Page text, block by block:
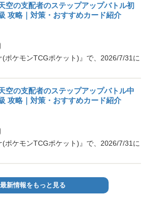
空の支配者のステップアップバトル初
攻略｜対策・おすすめカード紹介
ポケモンTCGポケット)』で、2026/7/31に
空の支配者のステップアップバトル中
攻略｜対策・おすすめカード紹介
ポケモンTCGポケット)』で、2026/7/31に
最新情報をもっと見る